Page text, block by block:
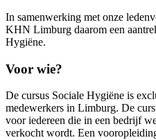
In samenwerking met onze
KHN Limburg daarom een
Hygiëne.
Voor wie?
De cursus Sociale Hygiëne is
medewerkers in Limburg. De
voor iedereen die in een bedrijf
verkocht wordt. Een